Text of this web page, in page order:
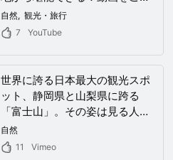
になれば、きっとあなたも一度
は訪れてみたいと思える富士山
自然
観光・旅行
7
YouTube
世界に誇る日本最大の観光スポ
ット、静岡県と山梨県に跨る
「富士山」。その姿は見る人全
てを魅了する神秘的な美しさ。
自然
11
Vimeo